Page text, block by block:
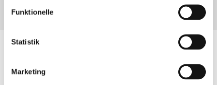
Funktionelle
Statistik
Marketing
Artikler